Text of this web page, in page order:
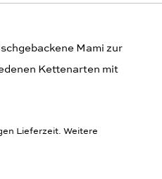
Mami zur
Kettenarten mit
Lieferzeit. Weitere